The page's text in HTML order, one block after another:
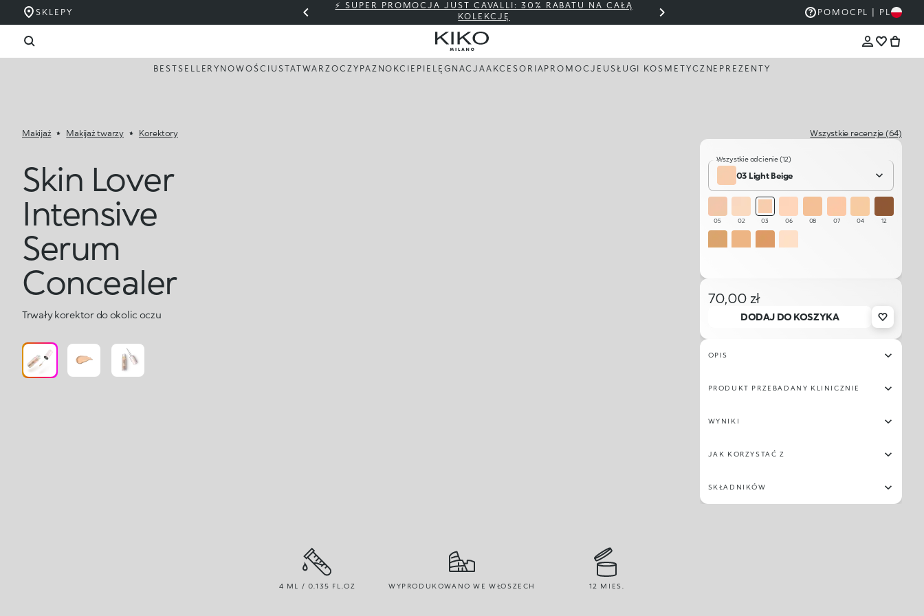
SKLEPY
⚡ SUPER PROMOCJA JUST CAVALLI: 30% RABATU NA CAŁĄ
KOLEKCJĘ
THE KIKO SALE: DO 50% ZNIŻKI
POMOC PL | PL
BESTSELLERY NOWOŚCI USTATWARZOCZY PAZNOKCIE PIELĘGNACJAAKCESORIAPROMOCJE USŁUGI KOSMETYCZNE PREZENTY
Makijaż Makijaż twarzy Korektory
Skin Lover
Intensive
Serum
Concealer
Trwały korektor do okolic oczu
Wszystkie recenzje (64)
Wszystkie odcienie (12)
03 Light Beige
05 02 03 06 08 07 04 12
70,00 zł
DODAJ DO KOSZYKA
OPIS
PRODUKT PRZEBADANY KLINICZNIE
WYNIKI
JAK KORZYSTAĆ Z
SKŁADNIKÓW
4 ML / 0.135 FL.OZ WYPRODUKOWANO WE WŁOSZECH 12 MIES.